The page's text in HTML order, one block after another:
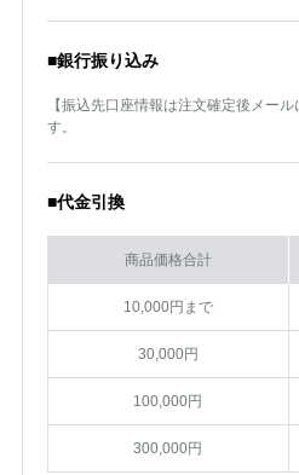
■銀行振り込み
【振込先口座情報は注文確定後メー
す。
■代金引換
商品価格合計
10,000円まで
30,000円
100,000円
300,000円